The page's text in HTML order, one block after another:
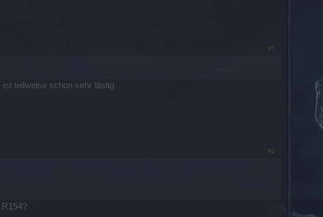
#1
ist teilweise schon sehr lästig
#2